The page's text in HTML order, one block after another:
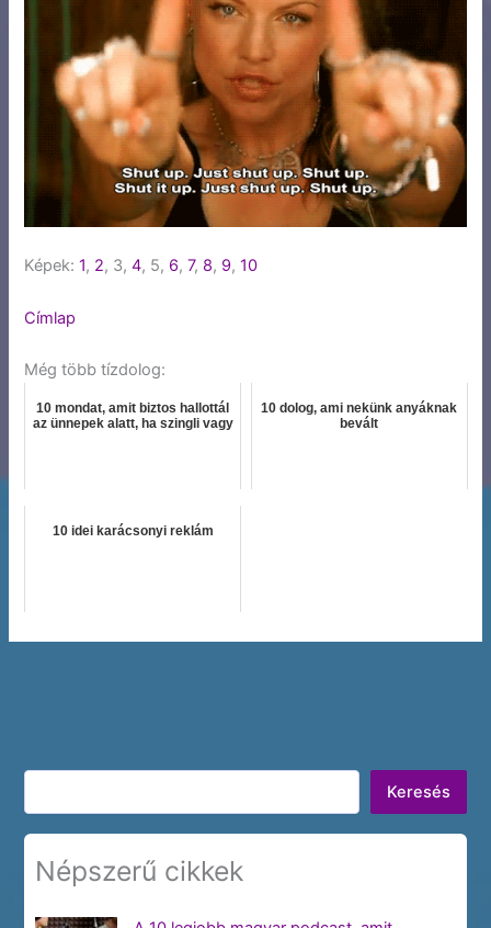
Képek:1, 2, 3,4, 5, 6,7, 8, 9,10
Címlap
Még több tízdolog:
10 mondat, amit biztos hallottál
az ünnepek alatt, ha szingli vagy
10 dolog, ami nekünk anyáknak
bevált
10 idei karácsonyi reklám
Keresés
Keresés
Népszerű cikkek